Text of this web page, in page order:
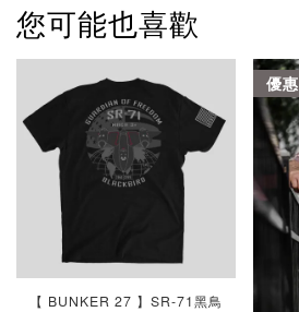
您可能也喜歡
【 BUNKER 27 】SR-71黑鳥
優惠